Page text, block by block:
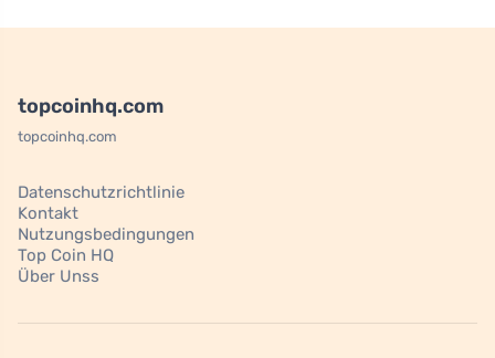
topcoinhq.com
topcoinhq.com
Datenschutzrichtlinie
Kontakt
Nutzungsbedingungen
Top Coin HQ
Über Unss